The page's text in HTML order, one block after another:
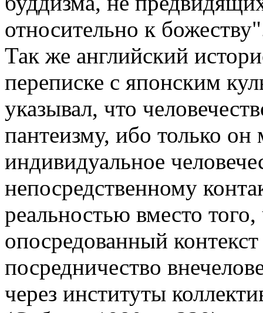
относительно к
Так же английский
переписке с японским
указывал, что
пантеизму, ибо только
индивидуальное
непосредственному
реальностью вместо
опосредованный
посредничество
через институты